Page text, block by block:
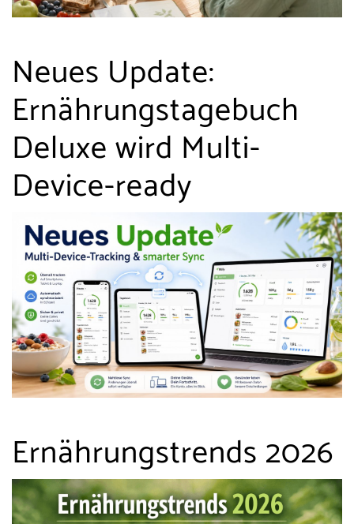
Neues Update:
Ernährungstagebuch
Deluxe wird Multi-
Device-ready
Ernährungstrends 2026